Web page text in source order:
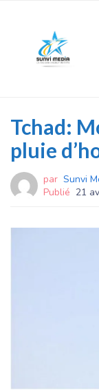
Tchad:
pluie
par Sunvi
Publié 21